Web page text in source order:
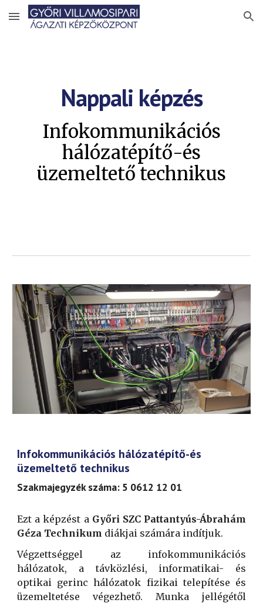
Skip to main content Skip to navigation
Nappali képzés
Infokommunikációs
hálózatépítő-és
üzemeltető technikus
Infokommunikációs hálózatépítő-és
üzemeltető technikus
Szakmajegyzék száma: 5 0612 12 01
Ezt a képzést a Győri SZC Pattantyús-Ábrahám
Géza Technikum diákjai számára indítjuk.
Végzettséggel az infokommunikációs
hálózatok, a távközlési, informatikai- és
optikai gerinc hálózatok fizikai telepítése és
üzemeltetése végezhető. Munka jellégétől